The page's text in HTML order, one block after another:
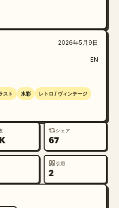
2026年5月9日
EN
スト 水彩 レトロ / ヴィンテージ
シェア
67
引用
2